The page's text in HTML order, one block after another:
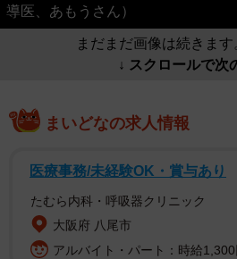
導医、あもうさん）
まだまだ画像は続きます
↓ スクロールで次
まいどなの求人情報
医療事務/未経験OK・賞与あり
たむら内科・呼吸器クリニック
大阪府 八尾市
アルバイト・パート：時給